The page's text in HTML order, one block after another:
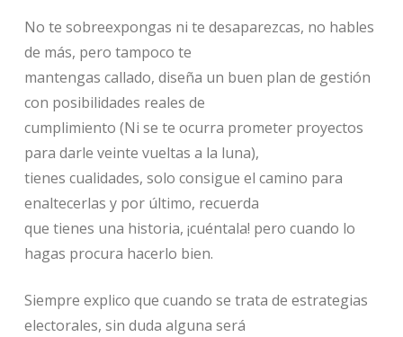
No te sobreexpongas ni te desaparezcas, no hables
de más, pero tampoco te
mantengas callado, diseña un buen plan de gestión
con posibilidades reales de
cumplimiento (Ni se te ocurra prometer proyectos
para darle veinte vueltas a la luna),
tienes cualidades, solo consigue el camino para
enaltecerlas y por último, recuerda
que tienes una historia, ¡cuéntala! pero cuando lo
hagas procura hacerlo bien.
Siempre explico que cuando se trata de estrategias
electorales, sin duda alguna será